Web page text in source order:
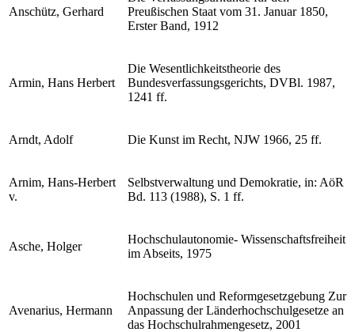
Anschütz, Gerhard
Preußischen Staat vom 31. Januar 1850,
Erster Band, 1912
Armin, Hans Herbert
Die Wesentlichkeitstheorie des
Bundesverfassungsgerichts, DVBl. 1987,
1241 ff.
Arndt, Adolf Die Kunst im Recht, NJW 1966, 25 ff.
Arnim, Hans-Herbert
v.
Selbstverwaltung und Demokratie, in: AöR
Bd. 113 (1988), S. 1 ff.
Asche, Holger
Hochschulautonomie- Wissenschaftsfreiheit
im Abseits, 1975
Avenarius, Hermann
Hochschulen und Reformgesetzgebung Zur
Anpassung der Länderhochschulgesetze an
das Hochschulrahmengesetz, 2001